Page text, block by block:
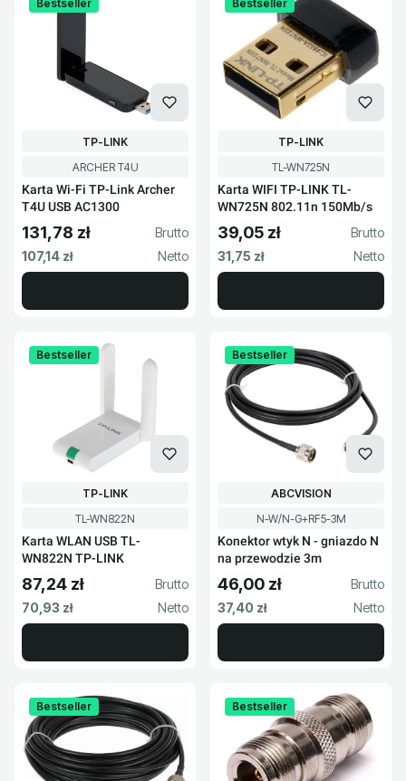
Bestseller
Kod produktu
ARCHER T4U
Karta Wi-Fi TP-Link Archer
T4U USB AC1300
PRODUCENT
TP-LINK
Cena brutto
131,78 zł
Cena netto
107,14 zł
Bestseller
Kod produktu
TL-WN725N
Karta WIFI TP-LINK TL-
WN725N 802.11n 150Mb/s
PRODUCENT
TP-LINK
Cena brutto
39,05 zł
Cena netto
31,75 zł
Bestseller
Kod produktu
TL-WN822N
Karta WLAN USB TL-
WN822N TP-LINK
PRODUCENT
TP-LINK
Cena brutto
87,24 zł
Cena netto
70,93 zł
Bestseller
Kod produktu
N-W/N-G+RF5-3M
Konektor wtyk N - gniazdo N
na przewodzie 3m
PRODUCENT
ABCVISION
Cena brutto
46,00 zł
Cena netto
37,40 zł
Bestseller Bestseller